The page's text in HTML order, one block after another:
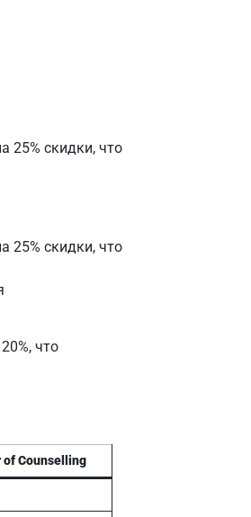
25% скидки, что
25% скидки, что
что
of Counselling